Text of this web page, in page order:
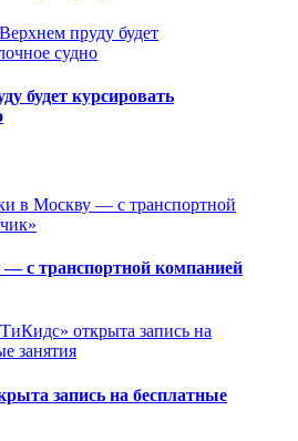
будет курсировать
с транспортной компанией
запись на бесплатные